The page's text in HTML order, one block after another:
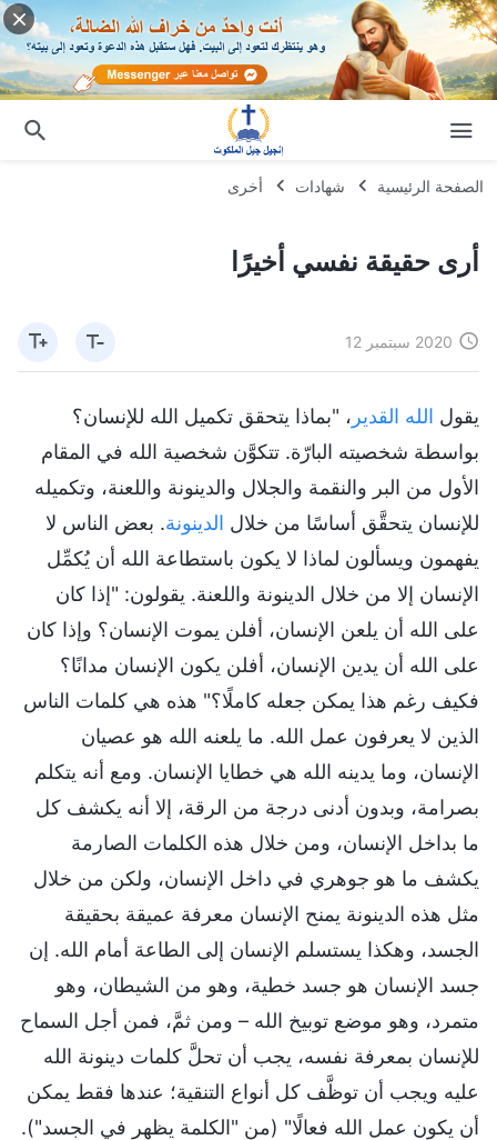
الصفحة الرئيسية شهادات أخرى
أرى حقيقة نفسي أخيرًا
2020 سبتمبر 12
يقول الله القدير ، "بماذا يتحقق تكميل الله للإنسان؟
بواسطة شخصيته البارّة. تتكوَّن شخصية الله في المقام
الأول من البر والنقمة والجلال والدينونة واللعنة، وتكميله
للإنسان يتحقَّق أساسًا من خلال الدينونة. بعض الناس لا
يفهمون ويسألون لماذا لا يكون باستطاعة الله أن يُكمِّل
الإنسان إلا من خلال الدينونة واللعنة. يقولون: "إذا كان
على الله أن يلعن الإنسان، أفلن يموت الإنسان؟ وإذا كان
على الله أن يدين الإنسان، أفلن يكون الإنسان مدانًا؟
فكيف رغم هذا يمكن جعله كاملًا؟" هذه هي كلمات الناس
الذين لا يعرفون عمل الله. ما يلعنه الله هو عصيان
الإنسان، وما يدينه الله هي خطايا الإنسان. ومع أنه يتكلم
بصرامة، وبدون أدنى درجة من الرقة، إلا أنه يكشف كل
ما بداخل الإنسان، ومن خلال هذه الكلمات الصارمة
يكشف ما هو جوهري في داخل الإنسان، ولكن من خلال
مثل هذه الدينونة يمنح الإنسان معرفة عميقة بحقيقة
الجسد، وهكذا يستسلم الإنسان إلى الطاعة أمام الله. إن
جسد الإنسان هو جسد خطية، وهو من الشيطان، وهو
متمرد، وهو موضع توبيخ الله – ومن ثمَّ، فمن أجل السماح
للإنسان بمعرفة نفسه، يجب أن تحلَّ كلمات دينونة الله
عليه ويجب أن توظَّف كل أنواع التنقية؛ عندها فقط يمكن
أن يكون عمل الله فعالًا" (من "الكلمة يظهر في الجسد").